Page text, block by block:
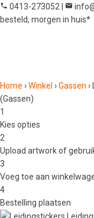
0413-273052
besteld, morgen in huis*
Home ›Winkel ›Gassen ›
(Gassen)
1
Kies opties
2
Upload artwork of
3
Voeg toe aan
4
Bestelling plaatsen